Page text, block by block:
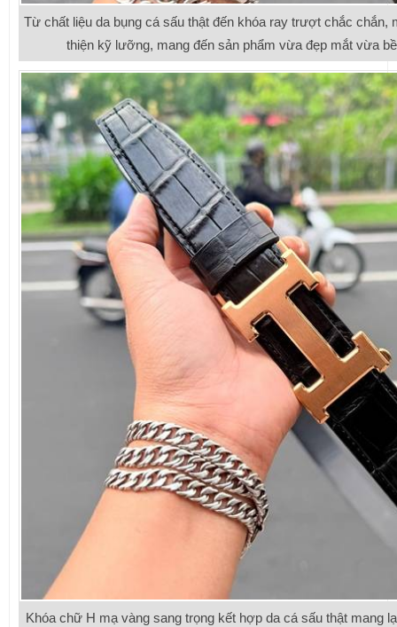
Từ chất liệu da bụng cá sấu thật đến khóa ray trượt chắc chắn,
thiện kỹ lưỡng, mang đến sản phẩm vừa đẹp mắt vừa
Khóa chữ H mạ vàng sang trọng kết hợp da cá sấu thật mang